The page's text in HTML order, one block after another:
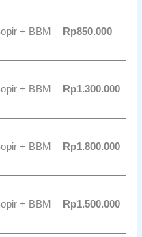
+ BBM Rp850.000
+ BBM Rp1.300.000
+ BBM Rp1.800.000
+ BBM Rp1.500.000